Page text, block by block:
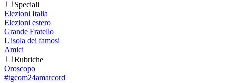
Speciali
Elezioni Italia
Elezioni estero
Grande Fratello
L'isola dei famosi
Amici
Rubriche
Oroscopo
#tgcom24amarcord